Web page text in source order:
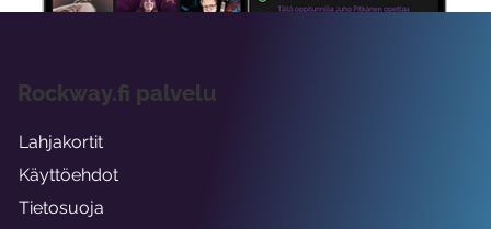
Rockway.fi palvelu
Lahjakortit
Käyttöehdot
Tietosuoja